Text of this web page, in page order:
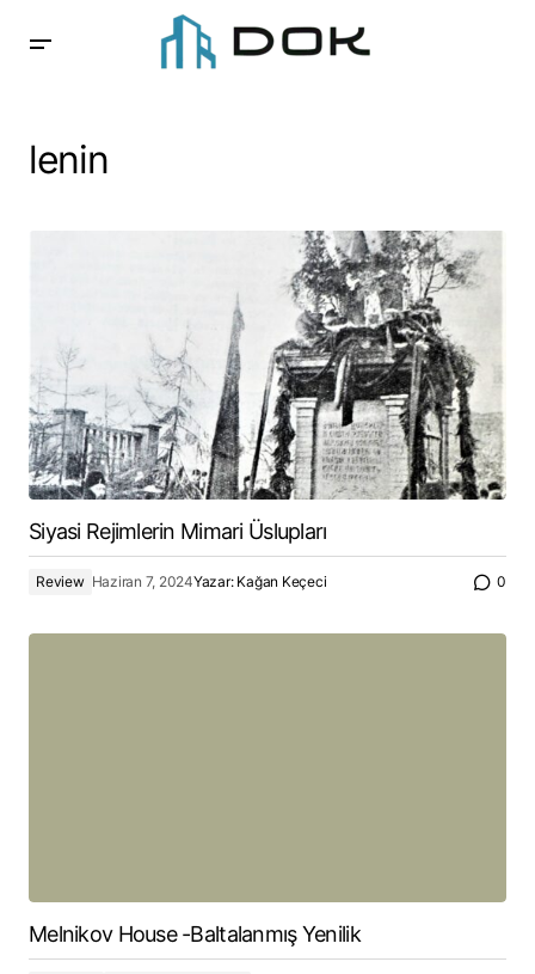
lenin
Siyasi Rejimlerin Mimari Üslupları
Review Haziran 7, 2024Yazar: Kağan Keçeci 0
Melnikov House -Baltalanmış Yenilik